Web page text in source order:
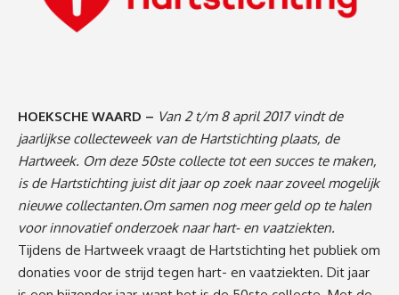
HOEKSCHE WAARD – Van 2 t/m 8 april 2017vindt de
jaarlijkse collecteweek van de Hartstichting plaats, de
Hartweek. Om deze 50ste collecte tot een succes te maken,
is de Hartstichting juist dit jaar op zoek naar zoveel mogelijk
nieuwe collectanten.Om samen nog meer geld op te halen
voor innovatief onderzoek naar hart- en vaatziekten.
Tijdens de Hartweek vraagt de Hartstichting het publiek om
donaties voor de strijd tegen hart- en vaatziekten. Dit jaar